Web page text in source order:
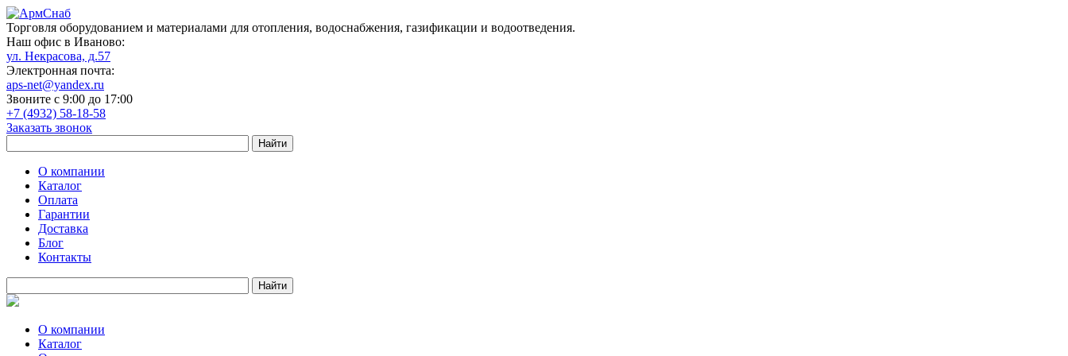
Торговля оборудованием и материалами для отопления, водоснабжения, газификации и водоотведения.
Наш офис в Иваново:
ул. Некрасова, д.57
Электронная почта:
aps-net@yandex.ru
Звоните с 9:00 до 17:00
+7 (4932) 58-18-58
Заказать звонок
О компании
Каталог
Оплата
Гарантии
Доставка
Блог
Контакты
О компании
Каталог